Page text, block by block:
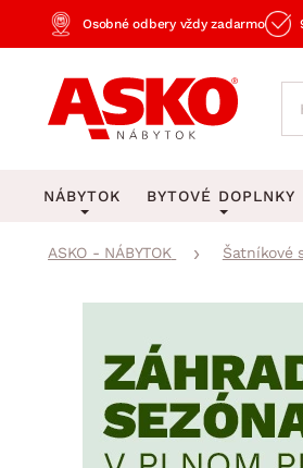
Osobné odbery vždy zadarmo
NÁBYTOK
Obývacia izba
Spálňa
BYTOVÉ DOPLNKY
KOBERCE
Veľké a stredné koberce
Detské koberce
Kúpeľňové predložky
ASKO - NÁBYTOK Šatníkové